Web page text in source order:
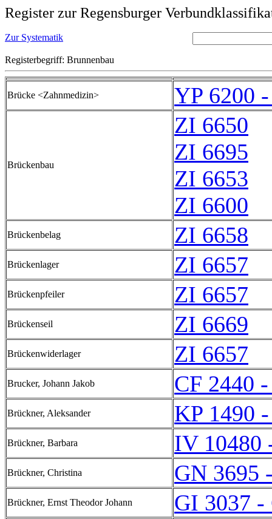
Register zur Regensburger
Zur Systematik
Registerbegriff: Brunnenbau
Brücke <Zahnmedizin> YP 6200
Brückenbau
ZI 6650
ZI 6695
ZI 6653
ZI 6600
Brückenbelag ZI 6658
Brückenlager ZI 6657
Brückenpfeiler ZI 6657
Brückenseil ZI 6669
Brückenwiderlager ZI 6657
Brucker, Johann Jakob CF 2440
Brückner, Aleksander KP 1490
Brückner, Barbara IV 10480
Brückner, Christina GN 3695
Brückner, Ernst Theodor Johann GI 3037 -